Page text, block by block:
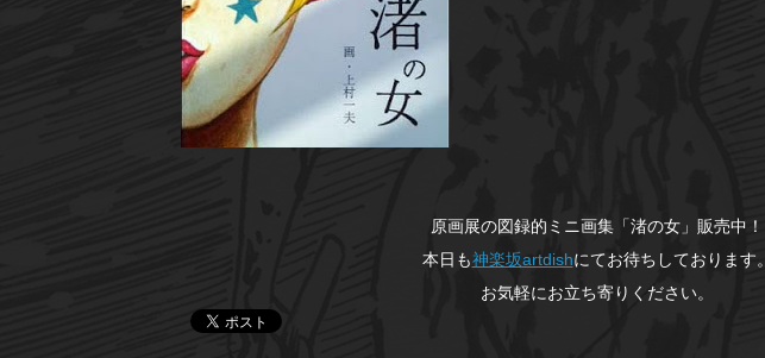
原画展の図録的ミニ画集「渚の女」販売中！
本日も神楽坂artdishにてお待ちしております。
お気軽にお立ち寄りください。